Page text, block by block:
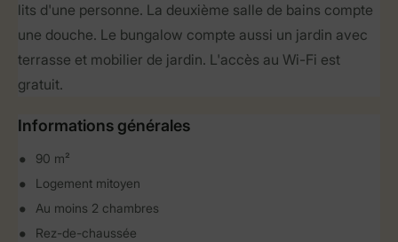
lits d'une personne. La deuxième salle de bains compte
une douche. Le bungalow compte aussi un jardin avec
terrasse et mobilier de jardin. L'accès au Wi-Fi est
gratuit.
Informations générales
90 m²
Logement mitoyen
Au moins 2 chambres
Rez-de-chaussée